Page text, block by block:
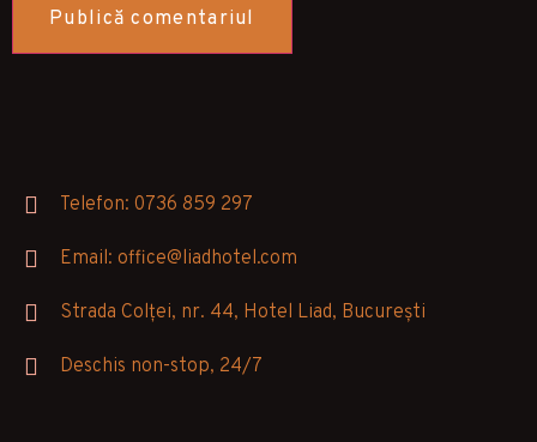
Telefon: 0736 859 297
Email: office@liadhotel.com
Strada Colței, nr. 44, Hotel Liad, București
Deschis non-stop, 24/7